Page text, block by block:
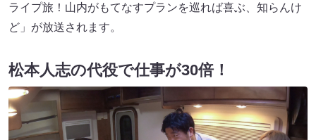
ライプ旅！山内がもてなすプランを巡れば喜ぶ、知らんけ
ど」が放送されます。
松本人志の代役で仕事が30倍！